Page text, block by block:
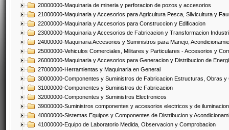
20000000-Maquinaria de mineria y perforacion de pozos y accesorios
21000000-Maquinaria y Accesorios para Agricultura Pesca, Silvicultura y
22000000-Maquinaria y Accesorios para Construccion y Edificacion
23000000-Maquinaria y Accesorios de Fabricacion y Transformacion
24000000-Maquinaria Accesorios y Suministros para Manejo,
25000000-Vehiculos Comerciales, Militares y Particulares - Accesorios y
26000000-Maquinaria y Accesorios para Generacion y Distribucion de
27000000-Herramientas y Maquinaria en General
30000000-Componentes y Suministros de Fabricacion Estructuras, Obras
31000000-Componentes y Suministros de Fabricacion
32000000-Componentes y Suministros Electronicos
39000000-Suministros componentes y accesorios electricos y de iluminacion
40000000-Sistemas Equipos y Componentes de Distribucion y
41000000-Equipo de Laboratorio Medida, Observacion y Comprobacion